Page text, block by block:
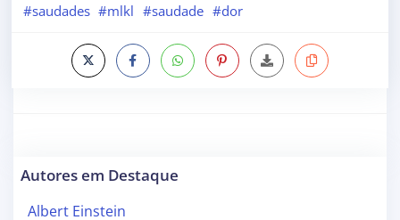
#saudades #mlkl #saudade #dor
Autores em Destaque
Albert Einstein